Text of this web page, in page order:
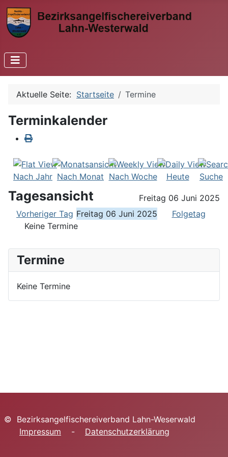
Termine
Keine Termine
Aktuelle Seite: Startseite Termine
Terminkalender
Nach Jahr Nach Monat Nach Woche Heute Suche
Tagesansicht
Freitag 06 Juni 2025
Vorheriger Tag Freitag 06 Juni 2025
Folgetag
Keine Termine
© Bezirksangelfischereiverband Lahn-Weserwald
Impressum - Datenschutzerklärung